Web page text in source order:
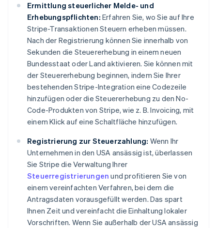
Ermittlung steuerlicher Melde- und
Erhebungspflichten: Erfahren Sie, wo Sie auf Ihre
Stripe-Transaktionen Steuern erheben müssen.
Nach der Registrierung können Sie innerhalb von
Sekunden die Steuererhebung in einem neuen
Bundesstaat oder Land aktivieren. Sie können mit
der Steuererhebung beginnen, indem Sie Ihrer
bestehenden Stripe-Integration eine Codezeile
hinzufügen oder die Steuererhebung zu den No-
Code-Produkten von Stripe, wie z. B. Invoicing, mit
einem Klick auf eine Schaltfläche hinzufügen.
Registrierung zur Steuerzahlung: Wenn Ihr
Unternehmen in den USA ansässig ist, überlassen
Sie Stripe die Verwaltung Ihrer
Steuerregistrierungen und profitieren Sie von
einem vereinfachten Verfahren, bei dem die
Antragsdaten vorausgefüllt werden. Das spart
Ihnen Zeit und vereinfacht die Einhaltung lokaler
Vorschriften. Wenn Sie außerhalb der USA ansässig